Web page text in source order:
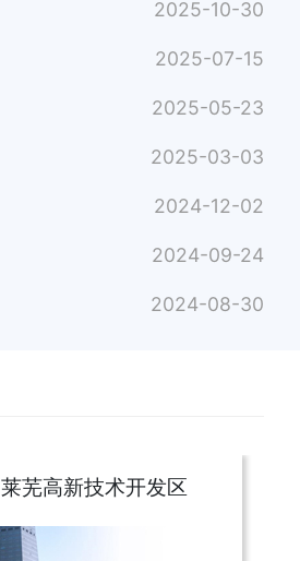
2025-10-30
2025-07-15
2025-05-23
2025-03-03
2024-12-02
2024-09-24
2024-08-30
莱芜高新技术开发区